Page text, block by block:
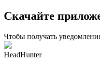
Скачайте
Чтобы получать
HeadHunter